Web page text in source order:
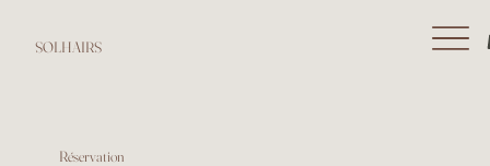
SOLHAIRS
Réservation